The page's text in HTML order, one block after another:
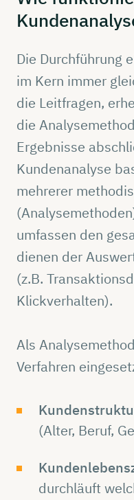
Die Durchführung
im Kern immer
die Leitfragen,
die
Ergebnisse
Kundenanalyse
mehrerer
umfassen den
dienen der
(z.B.
Klickverhalten).
Als
Verfahren
(Alter, Beruf,
durchläuft